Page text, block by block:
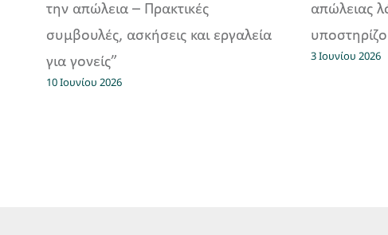
την απώλεια – Πρακτικές
συμβουλές, ασκήσεις και εργαλεία
για γονείς”
10 Ιουνίου 2026
απώλειας
3 Ιουνίου 2026